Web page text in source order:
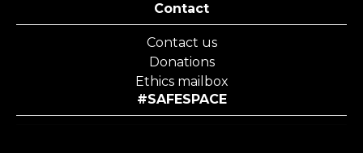
Contact
Contact us
Donations
Ethics mailbox
#SAFESPACE